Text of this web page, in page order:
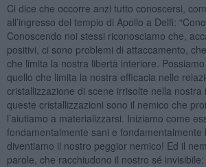
Ci dice che occorre anzi tutto conoscersi,
all’ingresso del tempio di Apollo a Delfi:
Conoscendo noi stessi riconosciamo che,
positivi, ci sono problemi di attaccamento,
che limita la nostra libertà interiore.
quello che limita la nostra efficacia nelle
cristallizzazione di scene irrisolte nella nostra
queste cristallizzazioni sono il nemico che
l’aiutiamo a materializzarsi. Iniziamo come
fondamentalmente sani e fondamentalmente
diventiamo il nostro peggior nemico! Ed il
parole, che racchiudono il nostro sé invisibile: